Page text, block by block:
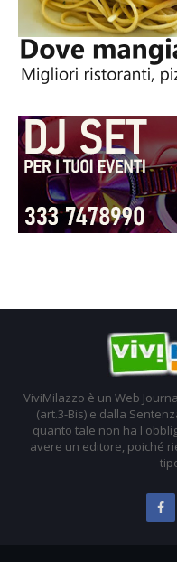
ViviMilazzo è un Web
(art.3-Bis) e dalla
quanto tale non ha
avere un editore, poiché